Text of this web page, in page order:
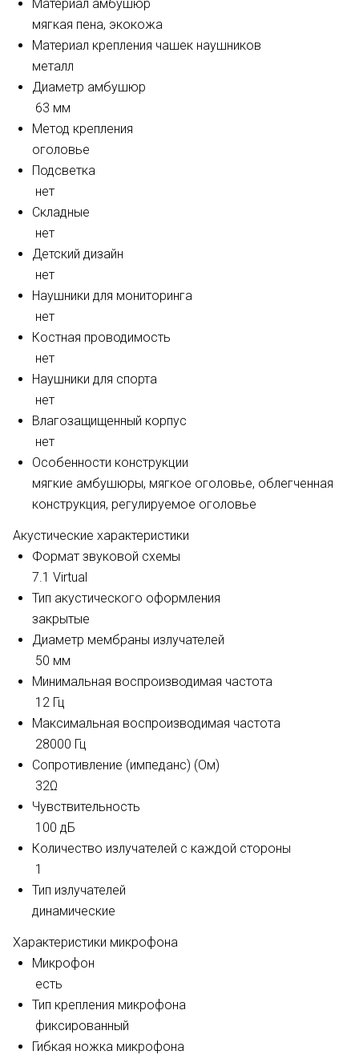
Материал амбушюр
мягкая пена, экокожа
Материал крепления чашек наушников
металл
Диаметр амбушюр
63 мм
Метод крепления
оголовье
Подсветка
нет
Складные
нет
Детский дизайн
нет
Наушники для мониторинга
нет
Костная проводимость
нет
Наушники для спорта
нет
Влагозащищенный корпус
нет
Особенности конструкции
мягкие амбушюры, мягкое оголовье, облегченная
конструкция, регулируемое оголовье
Акустические характеристики
Формат звуковой схемы
7.1 Virtual
Тип акустического оформления
закрытые
Диаметр мембраны излучателей
50 мм
Минимальная воспроизводимая частота
12 Гц
Максимальная воспроизводимая частота
28000 Гц
Сопротивление (импеданс) (Ом)
32Ω
Чувствительность
100 дБ
Количество излучателей с каждой стороны
1
Тип излучателей
динамические
Характеристики микрофона
Микрофон
есть
Тип крепления микрофона
фиксированный
Гибкая ножка микрофона